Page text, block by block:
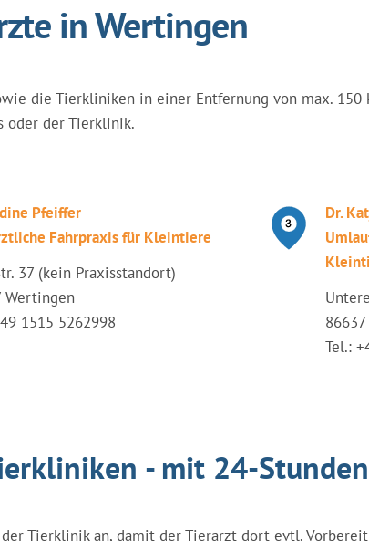
in Wertingen
die Tierkliniken in einer Entfernung von max.
oder der Tierklinik.
Pfeiffer
Fahrpraxis für Kleintiere
37 (kein Praxisstandort)
Wertingen
1515 5262998
Dr.
Tel.:
- mit 24-
Tierklinik an, damit der Tierarzt dort evtl.